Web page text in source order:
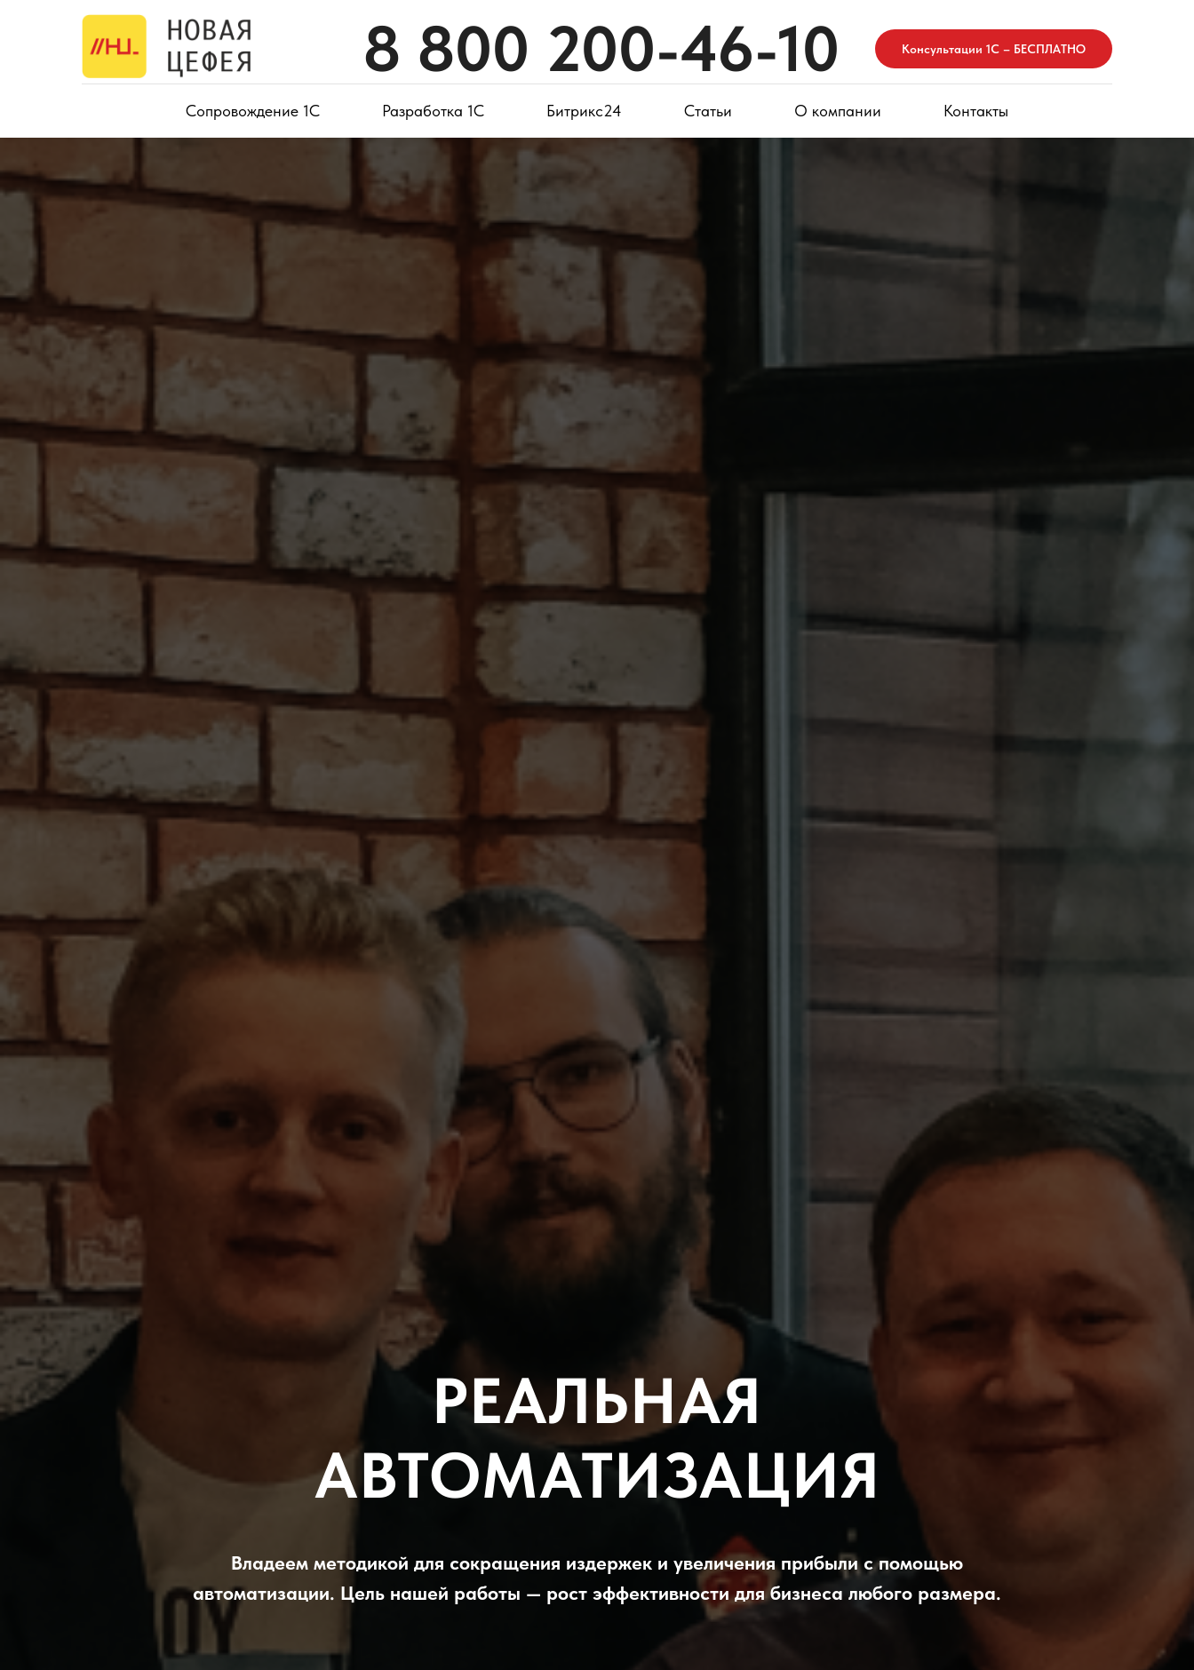
8 800 200-46-10 Консультации 1С – БЕСПЛАТНО
Сопровождение 1С Разработка 1С Битрикс24 Статьи О компании Контакты
РЕАЛЬНАЯ
АВТОМАТИЗАЦИЯ
Владеем методикой для сокращения издержек и увеличения прибыли с помощью
автоматизации. Цель нашей работы — рост эффективности для бизнеса любого размера.